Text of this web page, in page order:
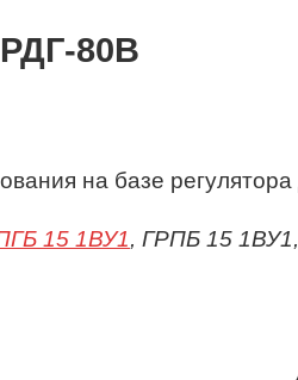
80В
на базе
15 1ВУ1, ГРПБ 15 1ВУ1,